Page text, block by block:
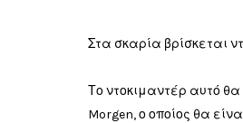
Στα σκαρία βρίσκεται
Το ντοκιμαντέρ αυτό
Morgen, ο οποίος θα